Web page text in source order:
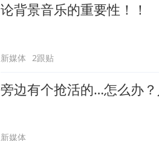
论背景音乐的重要性！！
新媒体 2跟贴
旁边有个抢活的…怎么办？
新媒体